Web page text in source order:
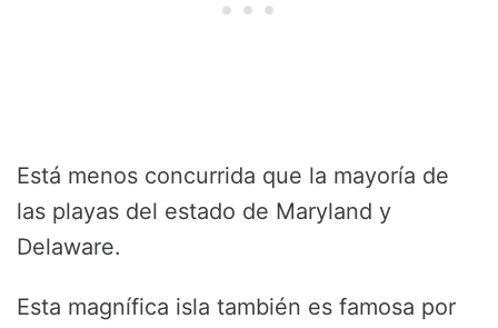
Está menos concurrida que la mayoría de
las playas del estado de Maryland y
Delaware.
Esta magnífica isla también es famosa por